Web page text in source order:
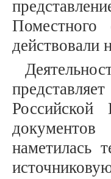
Поместного
действовали
наметилась